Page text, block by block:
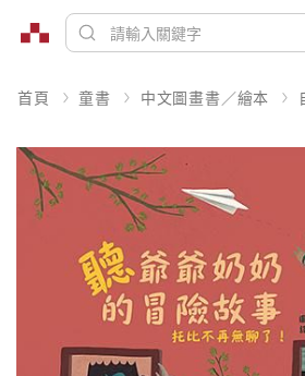
首頁 童書 中文圖畫書／繪本